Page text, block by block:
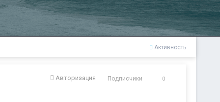
Активность
Авторизация Подписчики 0